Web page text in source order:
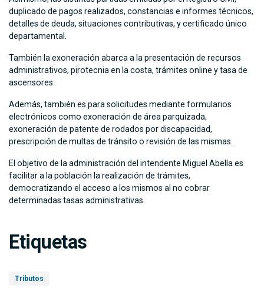
duplicado de pagos realizados, constancias e informes técnicos,
detalles de deuda, situaciones contributivas, y certificado único
departamental.
También la exoneración abarca a la presentación de recursos
administrativos, pirotecnia en la costa, trámites online y tasa de
ascensores.
Además, también es para solicitudes mediante formularios
electrónicos como exoneración de área parquizada,
exoneración de patente de rodados por discapacidad,
prescripción de multas de tránsito o revisión de las mismas.
El objetivo de la administración del intendente Miguel Abella es
facilitar a la población la realización de trámites,
democratizando el acceso a los mismos al no cobrar
determinadas tasas administrativas.
Etiquetas
Tributos